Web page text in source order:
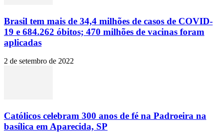
Brasil tem mais de 34,4 milhões de casos de COVID-
19 e 684.262 óbitos; 470 milhões de vacinas foram
aplicadas
2 de setembro de 2022
Católicos celebram 300 anos de fé na Padroeira na
basílica em Aparecida, SP